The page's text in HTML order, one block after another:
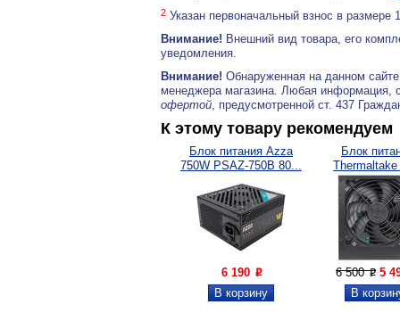
2 Указан первоначальный взнос в
Внимание! Внешний вид товара, его
уведомления.
Внимание! Обнаруженная на данном
менеджера магазина. Любая информация,
офертой, предусмотренной ст. 437
К этому товару рекомендуем
Блок питания Azza
750W PSAZ-750B 80...
6 190 P
Блок
Thermaltake
650W...
6 500P 5